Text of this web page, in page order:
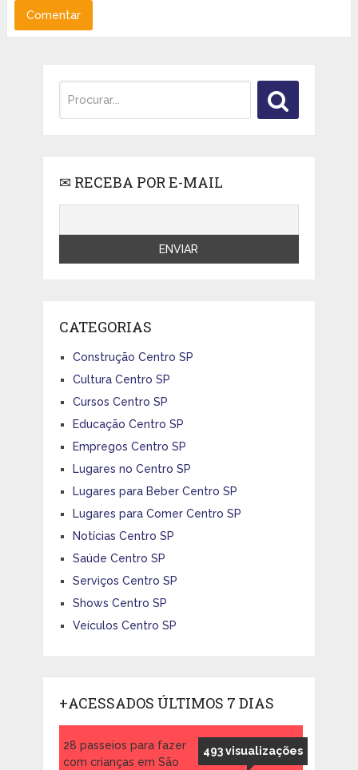
✉ RECEBA POR E-MAIL
CATEGORIAS
Construção Centro SP
Cultura Centro SP
Cursos Centro SP
Educação Centro SP
Empregos Centro SP
Lugares no Centro SP
Lugares para Beber Centro SP
Lugares para Comer Centro SP
Notícias Centro SP
Saúde Centro SP
Serviços Centro SP
Shows Centro SP
Veículos Centro SP
+ACESSADOS ÚLTIMOS 7 DIAS
493 visualizações
28 passeios para fazer
com crianças em São